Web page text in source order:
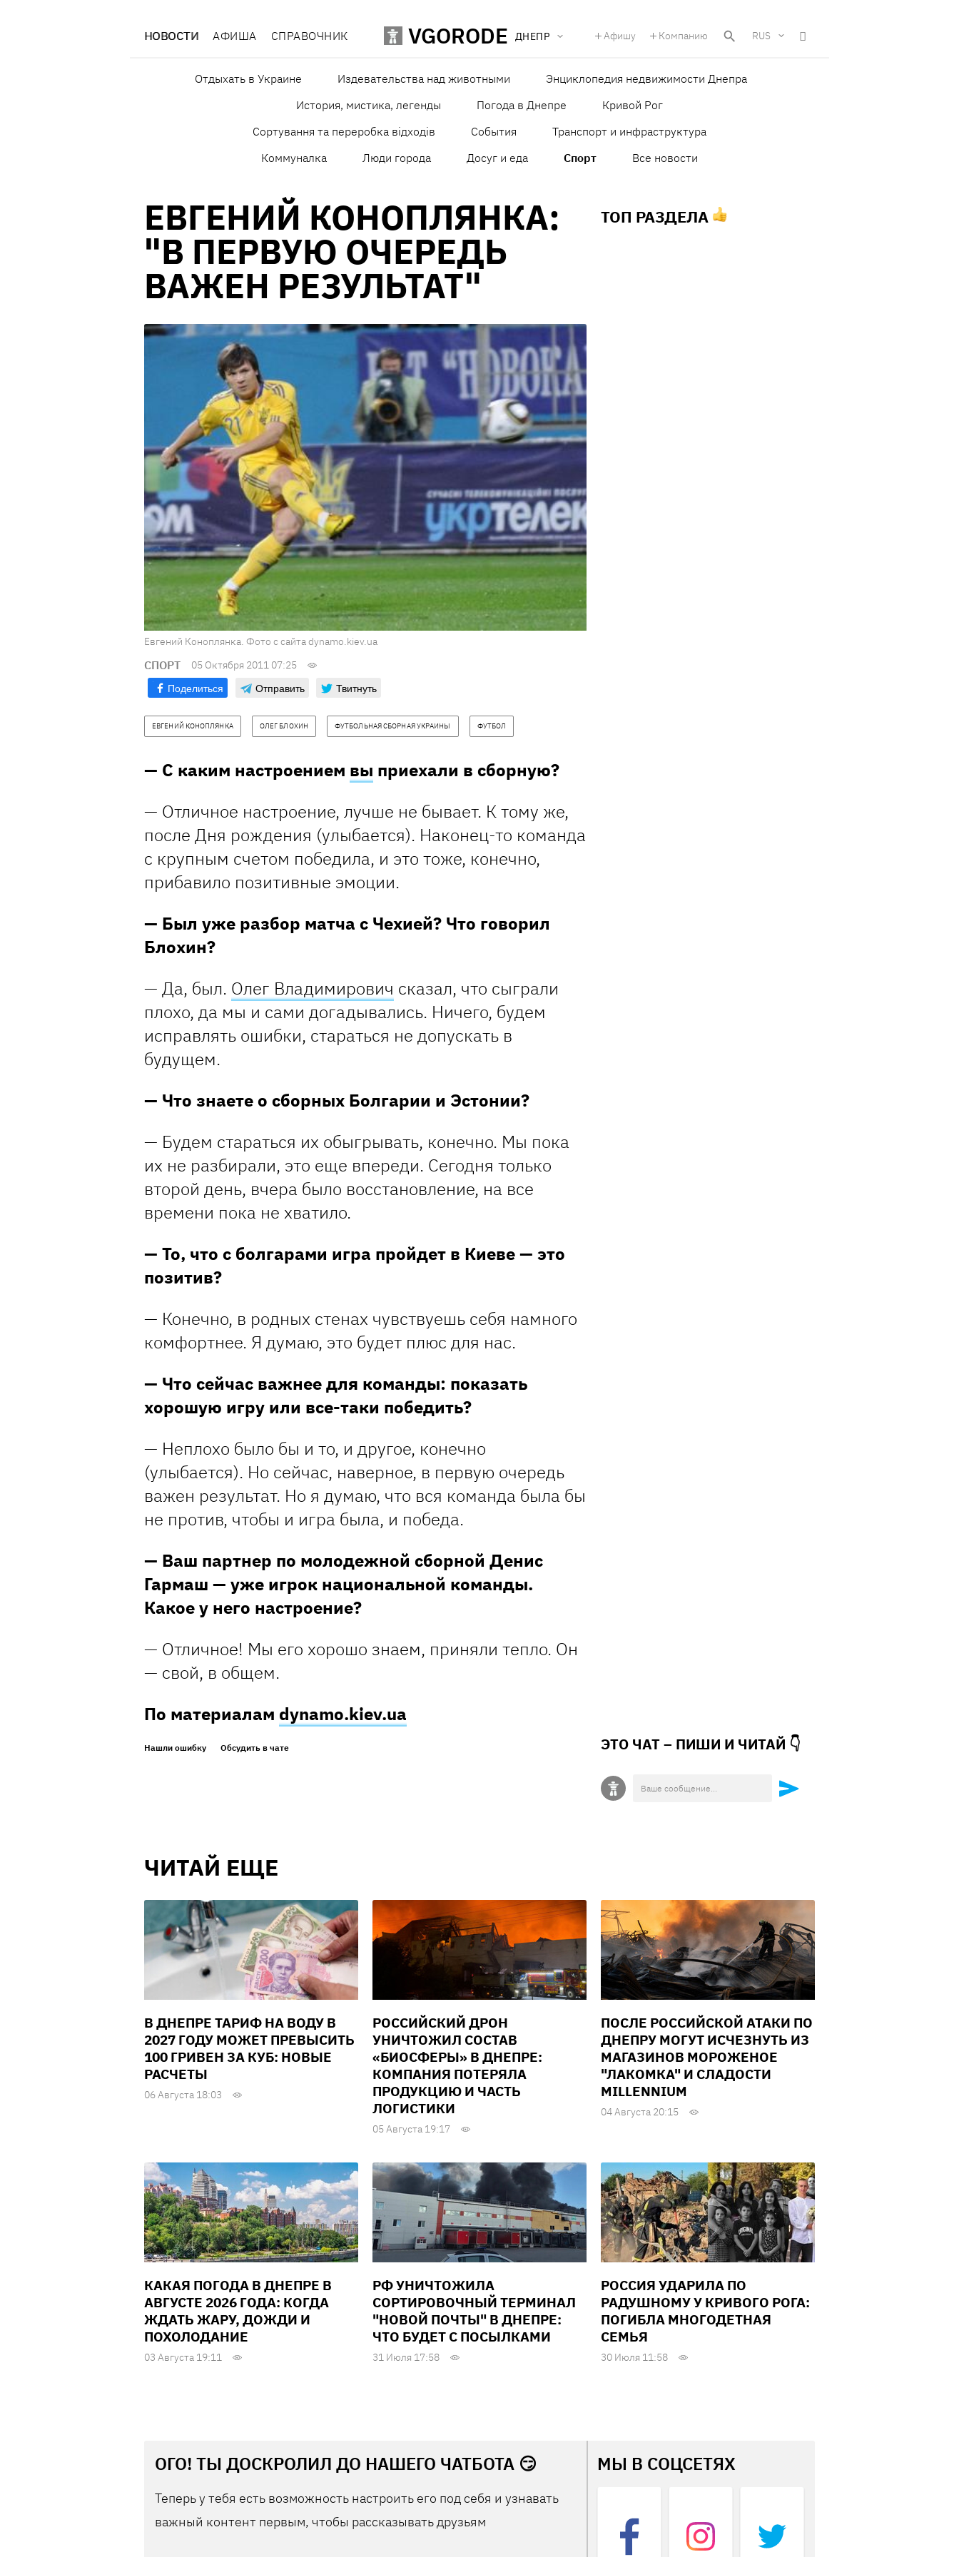
НОВОСТИ АФИША СПРАВОЧНИК VGORODE ДНЕПР Афишу Компанию RUS
Отдыхать в Украине Издевательства над животными
Энциклопедия недвижимости Днепра
История, мистика, легенды
Погода в Днепре
Кривой Рог
Сортування та переробка відходів
События
Транспорт и инфраструктура
Коммуналка
Люди города Досуг и еда Спорт Все новости
ЕВГЕНИЙ КОНОПЛЯНКА:
"В ПЕРВУЮ ОЧЕРЕДЬ
ВАЖЕН РЕЗУЛЬТАТ"
Евгений Коноплянка. Фото с сайта dynamo.kiev.ua
СПОРТ 05 Октября 2011 07:25
Поделиться Отправить Твитнуть
ЕВГЕНИЙ КОНОПЛЯНКА ОЛЕГ БЛОХИН ФУТБОЛЬНАЯ СБОРНАЯ УКРАИНЫ ФУТБОЛ
— С каким настроением вы приехали в сборную?
— Отличное настроение, лучше не бывает. К тому же,
после Дня рождения (улыбается). Наконец-то команда
с крупным счетом победила, и это тоже, конечно,
прибавило позитивные эмоции.
— Был уже разбор матча с Чехией? Что говорил
Блохин?
— Да, был. Олег Владимирович сказал, что сыграли
плохо, да мы и сами догадывались. Ничего, будем
исправлять ошибки, стараться не допускать в
будущем.
— Что знаете о сборных Болгарии и Эстонии?
— Будем стараться их обыгрывать, конечно. Мы пока
их не разбирали, это еще впереди. Сегодня только
второй день, вчера было восстановление, на все
времени пока не хватило.
— То, что с болгарами игра пройдет в Киеве — это
позитив?
— Конечно, в родных стенах чувствуешь себя намного
комфортнее. Я думаю, это будет плюс для нас.
— Что сейчас важнее для команды: показать
хорошую игру или все-таки победить?
— Неплохо было бы и то, и другое, конечно
(улыбается). Но сейчас, наверное, в первую очередь
важен результат. Но я думаю, что вся команда была бы
не против, чтобы и игра была, и победа.
— Ваш партнер по молодежной сборной Денис
Гармаш — уже игрок национальной команды.
Какое у него настроение?
— Отличное! Мы его хорошо знаем, приняли тепло. Он
— свой, в общем.
По материалам dynamo.kiev.ua
Нашли ошибку Обсудить в чате
ТОП РАЗДЕЛА
ЭТО ЧАТ – ПИШИ И ЧИТАЙ 👇
ЧИТАЙ ЕЩЕ
В ДНЕПРЕ ТАРИФ НА ВОДУ В
2027 ГОДУ МОЖЕТ ПРЕВЫСИТЬ
100 ГРИВЕН ЗА КУБ: НОВЫЕ
РАСЧЕТЫ
06 Августа 18:03
РОССИЙСКИЙ ДРОН
УНИЧТОЖИЛ СОСТАВ
«БИОСФЕРЫ» В ДНЕПРЕ:
КОМПАНИЯ ПОТЕРЯЛА
ПРОДУКЦИЮ И ЧАСТЬ
ЛОГИСТИКИ
05 Августа 19:17
ПОСЛЕ РОССИЙСКОЙ АТАКИ ПО
ДНЕПРУ МОГУТ ИСЧЕЗНУТЬ ИЗ
МАГАЗИНОВ МОРОЖЕНОЕ
"ЛАКОМКА" И СЛАДОСТИ
MILLENNIUM
04 Августа 20:15
КАКАЯ ПОГОДА В ДНЕПРЕ В
АВГУСТЕ 2026 ГОДА: КОГДА
ЖДАТЬ ЖАРУ, ДОЖДИ И
ПОХОЛОДАНИЕ
03 Августа 19:11
РФ УНИЧТОЖИЛА
СОРТИРОВОЧНЫЙ ТЕРМИНАЛ
"НОВОЙ ПОЧТЫ" В ДНЕПРЕ:
ЧТО БУДЕТ С ПОСЫЛКАМИ
31 Июля 17:58
РОССИЯ УДАРИЛА ПО
РАДУШНОМУ У КРИВОГО РОГА:
ПОГИБЛА МНОГОДЕТНАЯ
СЕМЬЯ
30 Июля 11:58
ОГО! ТЫ ДОСКРОЛИЛ ДО НАШЕГО ЧАТБОТА 😏
Теперь у тебя есть возможность настроить его под себя и узнавать
важный контент первым, чтобы рассказывать друзьям
МЫ В СОЦСЕТЯХ